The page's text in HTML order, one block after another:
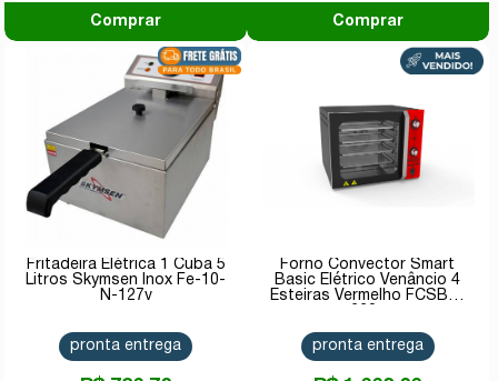
Comprar Comprar
Fritadeira Elétrica 1 Cuba 5
Litros Skymsen Inox Fe-10-
N-127v
pronta entrega
Forno Convector Smart
Basic Elétrico Venâncio 4
Esteiras Vermelho FCSB4E
pronta entrega